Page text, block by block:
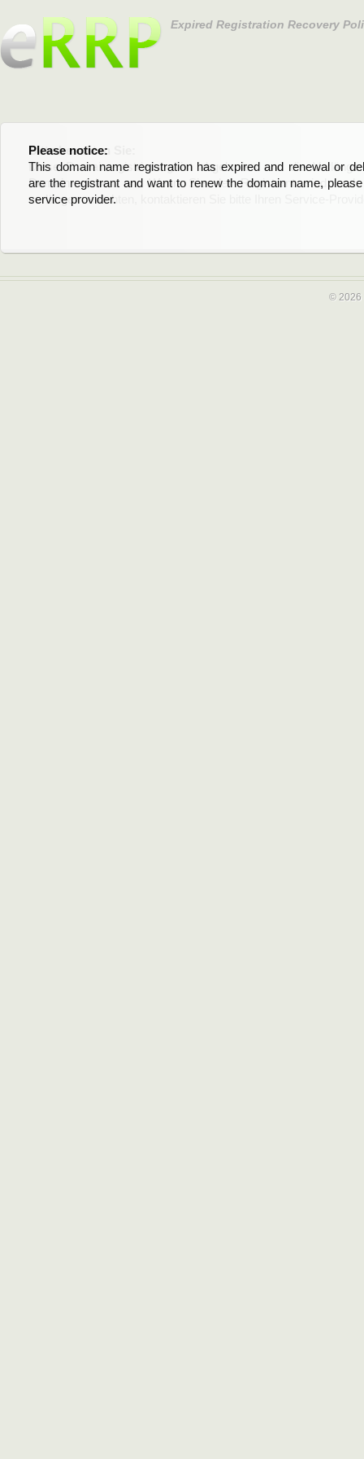
Expired Registration Recovery
Please notice:
This domain name registration has expired and renewal or
are the registrant and want to renew the domain name,
service provider.
Bitte beachten Sie:
Diese Domainregistrierung ist abgelaufen und die
Domain stehen an. Wenn Sie der Registrant sind und
verlängern möchten, kontaktieren Sie bitte Ihren Service-
© 2026